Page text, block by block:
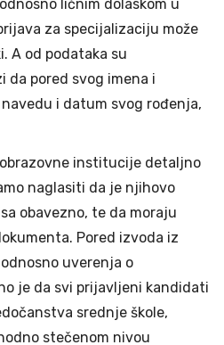
ličnim dolaskom u
za specijalizaciju može
A od podataka su
da pored svog imena i
i datum svog rođenja,
obrazovne institucije detaljno
naglasiti da je njihovo
obavezno, te da moraju
Pored izvoda iz
uverenja o
je da svi prijavljeni kandidati
srednje škole,
stečenom nivou